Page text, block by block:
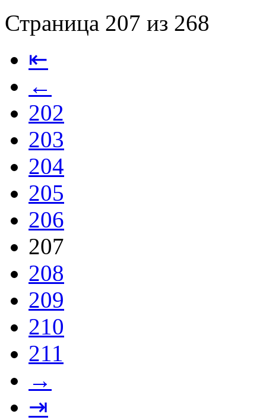
Страница 207 из 268
⇤
←
202
203
204
205
206
207
208
209
210
211
→
⇥